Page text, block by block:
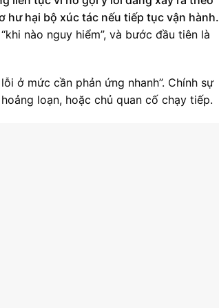
hư hại bộ xúc tác nếu tiếp tục vận hành.
nào nguy hiểm”, và bước đầu tiên là
ở mức cần phản ứng nhanh”. Chính sự
loạn, hoặc chủ quan cố chạy tiếp.